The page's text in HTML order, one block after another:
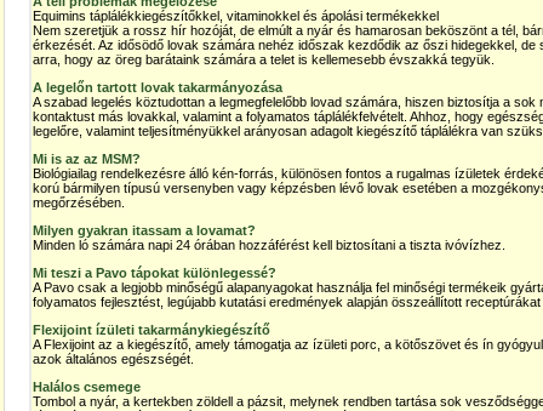
Equimins táplálékkiegészítőkkel, vitaminokkel és ápolási termékekkel
Nem szeretjük a rossz hír hozóját, de elmúlt a nyár és hamarosan beköszönt a tél,
érkezését. Az idősödő lovak számára nehéz időszak kezdődik az őszi hidegekkel,
arra, hogy az öreg barátaink számára a telet is kellemesebb évszakká tegyük.
A legelőn tartott lovak takarmányozása
A szabad legelés köztudottan a legmegfelelőbb lovad számára, hiszen biztosítja a
kontaktust más lovakkal, valamint a folyamatos táplálékfelvételt. Ahhoz, hogy
legelőre, valamint teljesítményükkel arányosan adagolt kiegészítő táplálékra van
Mi is az az MSM?
Biológiailag rendelkezésre álló kén-forrás, különösen fontos a rugalmas ízületek
korú bármilyen típusú versenyben vagy képzésben lévő lovak esetében a
megőrzésében.
Milyen gyakran itassam a lovamat?
Minden ló számára napi 24 órában hozzáférést kell biztosítani a tiszta ivóvízhez.
Mi teszi a Pavo tápokat különlegessé?
A Pavo csak a legjobb minőségű alapanyagokat használja fel minőségi termékeik
folyamatos fejlesztést, legújabb kutatási eredmények alapján összeállított
Flexijoint ízületi takarmánykiegészítő
A Flexijoint az a kiegészítő, amely támogatja az ízületi porc, a kötőszövet és ín
azok általános egészségét.
Halálos csemege
Tombol a nyár, a kertekben zöldell a pázsit, melynek rendben tartása sok